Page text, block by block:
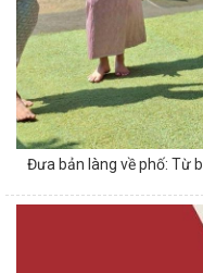
Đưa bản làng về phố: Từ